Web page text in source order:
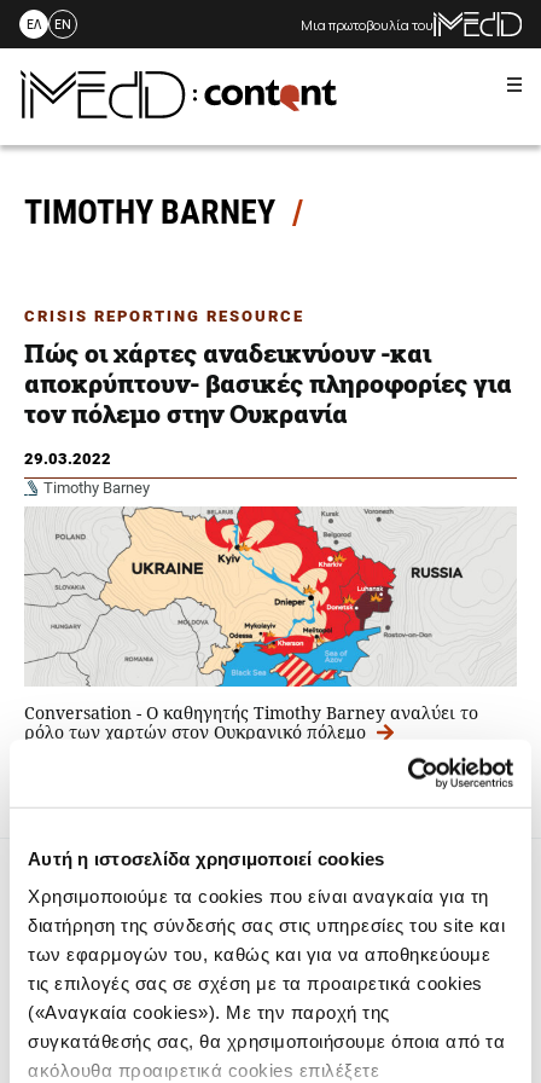
Αυτή η ιστοσελίδα χρησιμοποιεί cookies
Χρησιμοποιούμε τα cookies που είναι αναγκαία για τη
διατήρηση της σύνδεσής σας στις υπηρεσίες του site και
των εφαρμογών του, καθώς και για να αποθηκεύουμε
τις επιλογές σας σε σχέση με τα προαιρετικά cookies
(«Αναγκαία cookies»). Με την παροχή της
συγκατάθεσής σας, θα χρησιμοποιήσουμε όποια από τα
ακόλουθα προαιρετικά cookies επιλέξετε
Skip
content
ΕΛ EN Μια πρωτοβουλία του
TIMOTHY BARNEY
CRISIS REPORTING RESOURCE
Πώς οι χάρτες αναδεικνύουν -και
αποκρύπτουν- βασικές πληροφορίες για
τον πόλεμο στην Ουκρανία
29.03.2022
Timothy Barney
Conversation - O καθηγητής Timothy Barney αναλύει το
ρόλο των χαρτών στον Ουκρανικό πόλεμο
Το iMEdD είναι ένας μη κερδοσκοπικός δημοσιογραφικός
οργανισμός που ιδρύθηκε το 2018 με αποκλειστική δωρεά
από το Ίδρυμα Σταύρος Νιάρχος (ΙΣΝ). Αποστολή του είναι η